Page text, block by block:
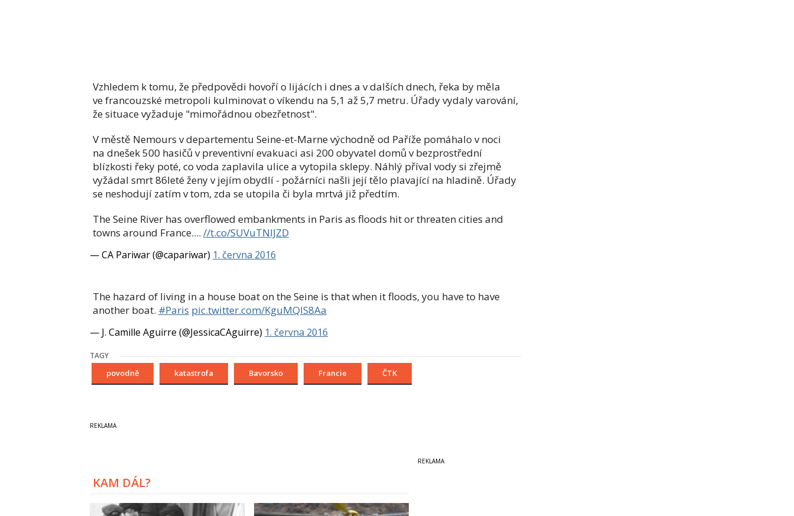
Vzhledem k tomu, že předpovědi hovoří o lijácích i dnes a v dalších dnech, řeka by měla
ve francouzské metropoli kulminovat o víkendu na 5,1 až 5,7 metru. Úřady vydaly varování,
že situace vyžaduje "mimořádnou obezřetnost".
V městě Nemours v departementu Seine-et-Marne východně od Paříže pomáhalo v noci
na dnešek 500 hasičů v preventivní evakuaci asi 200 obyvatel domů v bezprostřední
blízkosti řeky poté, co voda zaplavila ulice a vytopila sklepy. Náhlý příval vody si zřejmě
vyžádal smrt 86leté ženy v jejím obydlí - požárníci našli její tělo plavající na hladině. Úřady
se neshodují zatím v tom, zda se utopila či byla mrtvá již předtím.
The Seine River has overflowed embankments in Paris as floods hit or threaten cities and
towns around France.... //t.co/SUVuTNlJZD
— CA Pariwar (@capariwar) 1. června 2016
The hazard of living in a house boat on the Seine is that when it floods, you have to have
another boat. #Paris pic.twitter.com/KguMQIS8Aa
— J. Camille Aguirre (@JessicaCAguirre) 1. června 2016
TAGY
povodně katastrofa Bavorsko Francie ČTK
KAM DÁL?